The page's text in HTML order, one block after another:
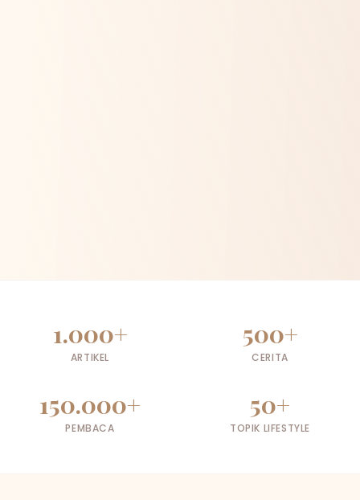
1.000+
ARTIKEL
500+
CERITA
150.000+
PEMBACA
50+
TOPIK LIFESTYLE